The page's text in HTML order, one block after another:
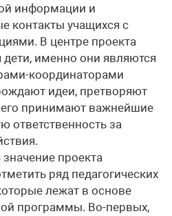
информации и
контакты учащихся с
В центре проекта
дети, именно они являются
координаторами
идеи, претворяют
его принимают важнейшие
ответственность за
проекта
ряд педагогических
лежат в основе
программы. Во-первых,